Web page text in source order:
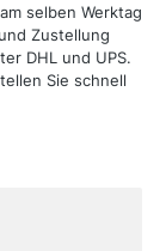
selben Werktag
Zustellung
DHL und UPS.
Sie schnell